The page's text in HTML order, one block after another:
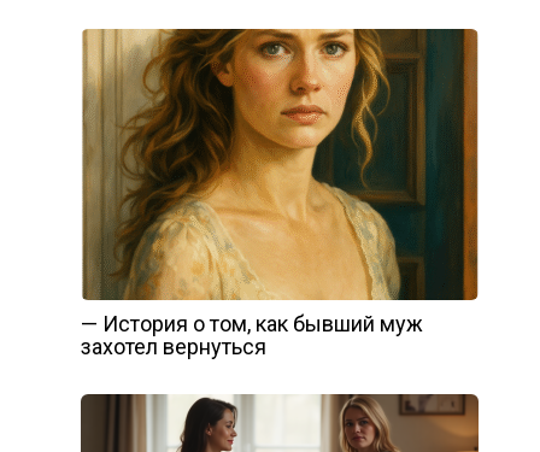
— История о том, как бывший муж
захотел вернуться